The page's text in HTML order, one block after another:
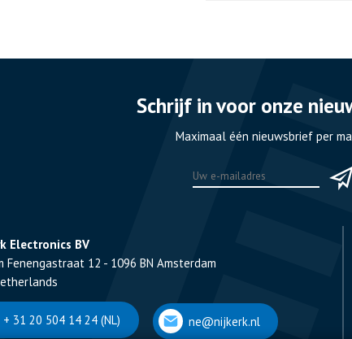
Schrijf in voor onze
Maximaal één nieuwsbrief per
Electronics BV
Fenengastraat 12 - 1096 BN Amsterdam
+ 31 20 504 14 24 (NL) ne@nijkerk.nl